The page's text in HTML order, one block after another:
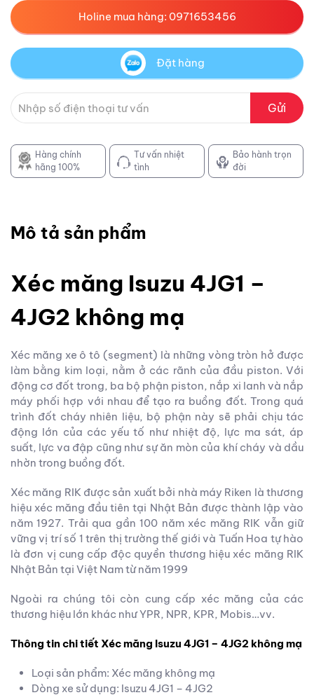
Holine mua hàng: 0971653456
Đặt hàng
Gửi
Hàng chính
hãng 100%
Tư vấn nhiệt
tình
Bảo hành trọn
đời
Mô tả sản phẩm
Xéc măng Isuzu 4JG1 –
4JG2 không mạ
Xéc măng xe ô tô (segment) là những vòng tròn hở được
làm bằng kim loại, nằm ở các rãnh của đầu piston. Với
động cơ đốt trong, ba bộ phận piston, nắp xi lanh và nắp
máy phối hợp với nhau để tạo ra buồng đốt. Trong quá
trình đốt cháy nhiên liệu, bộ phận này sẽ phải chịu tác
động lớn của các yếu tố như nhiệt độ, lực ma sát, áp
suất, lực va đập cũng như sự ăn mòn của khí cháy và dầu
nhờn trong buồng đốt.
Xéc măng RIK được sản xuất bởi nhà máy Riken là thương
hiệu xéc măng đầu tiên tại Nhật Bản được thành lập vào
năm 1927. Trải qua gần 100 năm xéc măng RIK vẫn giữ
vững vị trí số 1 trên thị trường thế giới và Tuấn Hoa tự hào
là đơn vị cung cấp độc quyền thương hiệu xéc măng RIK
Nhật Bản tại Việt Nam từ năm 1999
Ngoài ra chúng tôi còn cung cấp xéc măng của các
thương hiệu lớn khác như YPR, NPR, KPR, Mobis…vv.
Thông tin chi tiết Xéc măng Isuzu 4JG1 – 4JG2 không mạ
Loại sản phẩm: Xéc măng không mạ
Dòng xe sử dụng: Isuzu 4JG1 – 4JG2